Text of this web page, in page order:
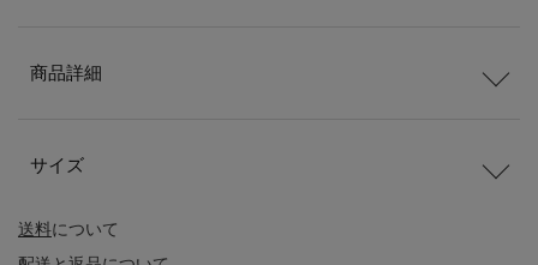
送料について
商品詳細
サイズ